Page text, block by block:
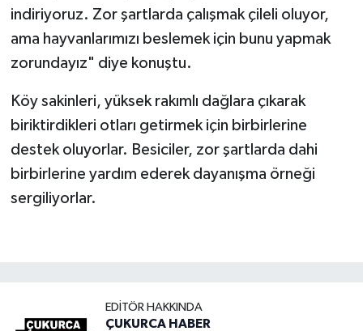
indiriyoruz. Zor şartlarda çalışmak çileli oluyor,
ama hayvanlarımızı beslemek için bunu yapmak
zorundayız" diye konuştu.
Köy sakinleri, yüksek rakımlı dağlara çıkarak
biriktirdikleri otları getirmek için birbirlerine
destek oluyorlar. Besiciler, zor şartlarda dahi
birbirlerine yardım ederek dayanışma örneği
sergiliyorlar.
EDITÖR HAKKINDA
ÇUKURCA HABER